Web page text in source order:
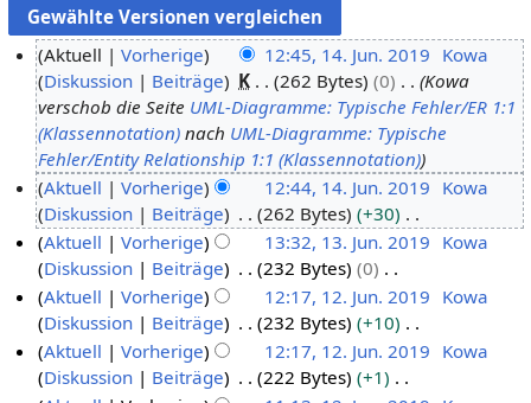
u
0
9
Aktuell Vorherige 12:45, 14. Jun. 2019 Kowa
Diskussion
Beiträge K 262 Bytes 0
Kowa
verschob die Seite UML-Diagramme: Typische Fehler/ER 1:1
(Klassennotation) nach UML-Diagramme: Typische
Fehler/Entity Relationship 1:1 (Klassennotation)
Aktuell
Vorherige 12:44, 14. Jun. 2019 Kowa
Diskussion
Beiträge 262 Bytes
+30
K
e
i
n
e
B
e
3
J
Aktuell Vorherige 13:32, 13. Jun. 2019 Kowa
Diskussion
Beiträge 232 Bytes
0
K
e
i
n
e
2
Aktuell Vorherige 12:17, 12. Jun. 2019 Kowa
Diskussion
Beiträge 232 Bytes
+10
K
e
Aktuell Vorherige 12:17, 12. Jun. 2019 Kowa
Diskussion
Beiträge 222 Bytes
+1